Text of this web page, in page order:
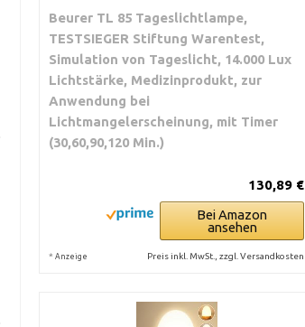
Beurer TL 85 Tageslichtlampe,
TESTSIEGER Stiftung Warentest,
Simulation von Tageslicht, 14.000 Lux
Lichtstärke, Medizinprodukt, zur
Anwendung bei
Lichtmangelerscheinung, mit Timer
(30,60,90,120 Min.)
130,89 €
Bei Amazon
ansehen
* Anzeige Preis inkl. MwSt., zzgl. Versandkosten